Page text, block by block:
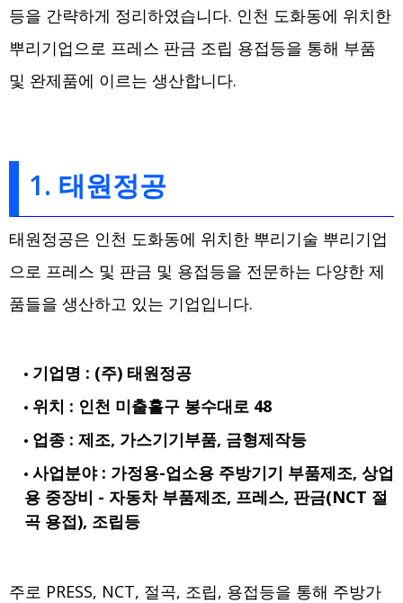
등을 간략하게 정리하였습니다. 인천 도화동에 위치한
뿌리기업으로 프레스 판금 조립 용접등을 통해 부품
및 완제품에 이르는 생산합니다.
1. 태원정공
태원정공은 인천 도화동에 위치한 뿌리기술 뿌리기업
으로 프레스 및 판금 및 용접등을 전문하는 다양한 제
품들을 생산하고 있는 기업입니다.
기업명 : (주) 태원정공
위치 : 인천 미출홀구 봉수대로 48
업종 : 제조, 가스기기부품, 금형제작등
사업분야 : 가정용-업소용 주방기기 부품제조, 상업
용 중장비 - 자동차 부품제조, 프레스, 판금(NCT 절
곡 용접), 조립등
주로 PRESS, NCT, 절곡, 조립, 용접등을 통해 주방가